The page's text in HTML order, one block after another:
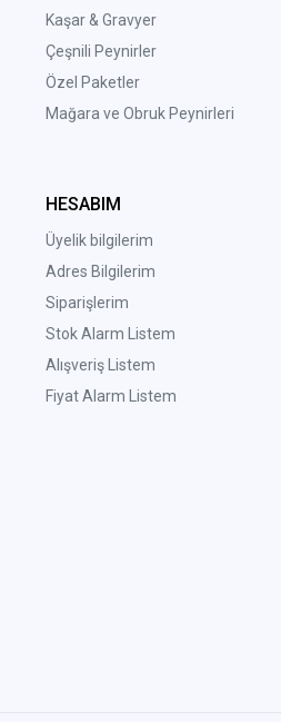
Kaşar & Gravyer
Çeşnili Peynirler
Özel Paketler
Mağara ve Obruk Peynirleri
HESABIM
Üyelik bilgilerim
Adres Bilgilerim
Siparişlerim
Stok Alarm Listem
Alışveriş Listem
Fiyat Alarm Listem